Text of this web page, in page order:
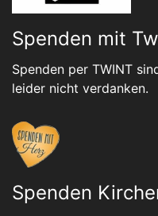
Spenden mit
Spenden per TWINT
leider nicht verdanken.
Spenden